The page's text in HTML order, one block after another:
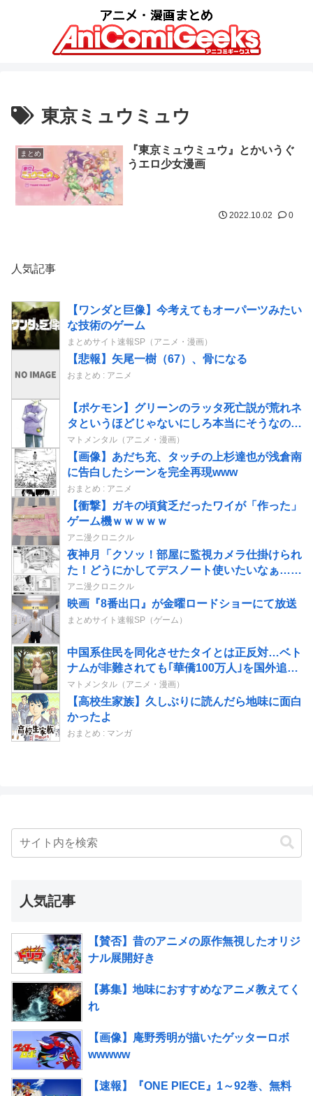
東京ミュウミュウ
まとめ
『東京ミュウミュウ』とかいうぐ
うエロ少女漫画
2022.10.02 0
人気記事
【ワンダと巨像】今考えてもオーパーツみたい
な技術のゲーム
まとめサイト速報SP（アニメ・漫画）
【悲報】矢尾一樹（67）、骨になる
おまとめ : アニメ
【ポケモン】グリーンのラッタ死亡説が荒れネ
タというほどじゃないにしろ本当にそうなのか
で揉める話題になってるのを知って驚いている
マトメンタル（アニメ・漫画）
【画像】あだち充、タッチの上杉達也が浅倉南
に告白したシーンを完全再現www
おまとめ : アニメ
【衝撃】ガキの頃貧乏だったワイが「作った」
ゲーム機ｗｗｗｗｗ
アニ漫クロニクル
夜神月「クソッ！部屋に監視カメラ仕掛けられ
た！どうにかしてデスノート使いたいなぁ…せ
や！」→結果
アニ漫クロニクル
映画『8番出口』が金曜ロードショーにて放送
まとめサイト速報SP（ゲーム）
中国系住民を同化させたタイとは正反対…ベト
ナムが非難されても｢華僑100万人｣を国外追放
したワケ
マトメンタル（アニメ・漫画）
【高校生家族】久しぶりに読んだら地味に面白
かったよ
おまとめ : マンガ
人気記事
【賛否】昔のアニメの原作無視したオリジ
ナル展開好き
【募集】地味におすすめなアニメ教えてく
れ
【画像】庵野秀明が描いたゲッターロボ
wwwww
【速報】『ONE PIECE』1～92巻、無料